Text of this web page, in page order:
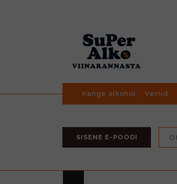
Kange alkohol Veinid
SISENE E-POODI